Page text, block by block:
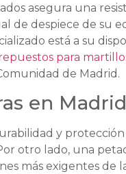
asegura una
de despiece de su
está a su
para
de Madrid.
en Madrid
y protección
otro lado, una
más exigentes de